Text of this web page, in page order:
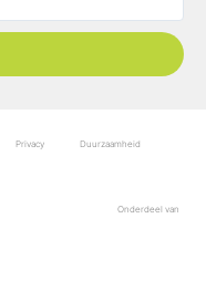
Privacy Duurzaamheid
Onderdeel van